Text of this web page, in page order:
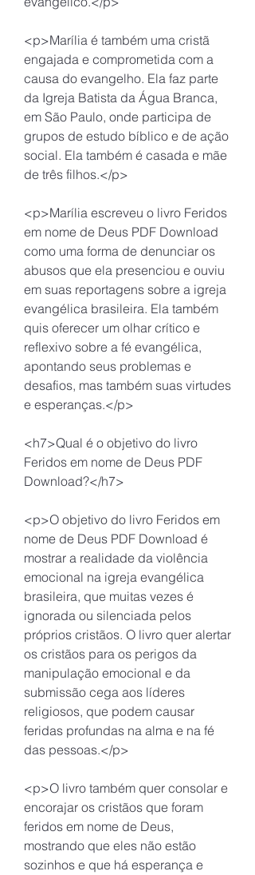
<p>Marília é também uma cristã
engajada e comprometida com a
causa do evangelho. Ela faz parte
da Igreja Batista da Água Branca,
em São Paulo, onde participa de
grupos de estudo bíblico e de ação
social. Ela também é casada e mãe
de três filhos.</p>
<p>Marília escreveu o livro Feridos
em nome de Deus PDF Download
como uma forma de denunciar os
abusos que ela presenciou e ouviu
em suas reportagens sobre a igreja
evangélica brasileira. Ela também
quis oferecer um olhar crítico e
reflexivo sobre a fé evangélica,
apontando seus problemas e
desafios, mas também suas virtudes
e esperanças.</p>
<h7>Qual é o objetivo do livro
Feridos em nome de Deus PDF
Download?</h7>
<p>O objetivo do livro Feridos em
nome de Deus PDF Download é
mostrar a realidade da violência
emocional na igreja evangélica
brasileira, que muitas vezes é
ignorada ou silenciada pelos
próprios cristãos. O livro quer alertar
os cristãos para os perigos da
manipulação emocional e da
submissão cega aos líderes
religiosos, que podem causar
feridas profundas na alma e na fé
das pessoas.</p>
<p>O livro também quer consolar e
encorajar os cristãos que foram
feridos em nome de Deus,
mostrando que eles não estão
sozinhos e que há esperança e